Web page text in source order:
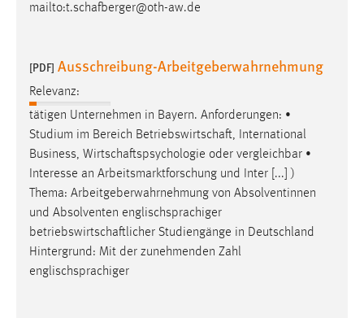
mailto:t.schafberger@oth-aw.de
[PDF] Ausschreibung-Arbeitgeberwahrnehmung
Relevanz:
tätigen Unternehmen in Bayern. Anforderungen: •
Studium im Bereich Betriebswirtschaft, International
Business, Wirtschaftspsychologie oder vergleichbar •
Interesse an Arbeitsmarktforschung und Inter [...] )
Thema: Arbeitgeberwahrnehmung von Absolventinnen
und Absolventen englischsprachiger
betriebswirtschaftlicher Studiengänge in Deutschland
Hintergrund: Mit der zunehmenden Zahl
englischsprachiger